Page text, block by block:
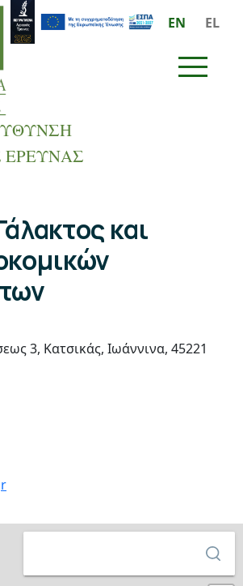
περιεχόμενο
ΕΡΕΥΝΑΣ
EN EL
ΜΕΝΟΥ
και
3, Κατσικάς, Ιωάννινα, 45221